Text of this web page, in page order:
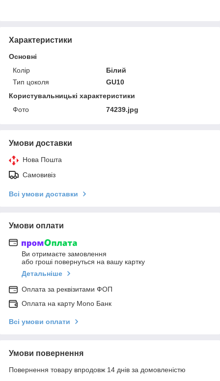
Характеристики
Основні
Колір
Білий
Тип цоколя
GU10
Користувальницькі характеристики
Фото
74239.jpg
Умови доставки
Нова Пошта
Самовивіз
Всі умови доставки
Умови оплати
Ви отримаєте замовлення
або гроші повернуться на вашу картку
Детальніше
Оплата за реквізитами ФОП
Оплата на карту Mono Банк
Всі умови оплати
Умови повернення
Повернення товару впродовж 14 днів за домовленістю